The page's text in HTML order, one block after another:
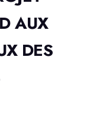
AUX
DES